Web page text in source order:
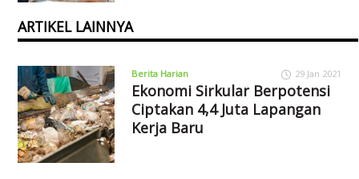
ARTIKEL LAINNYA
Berita Harian 29 Jan 2021
Ekonomi Sirkular Berpotensi
Ciptakan 4,4 Juta Lapangan
Kerja Baru